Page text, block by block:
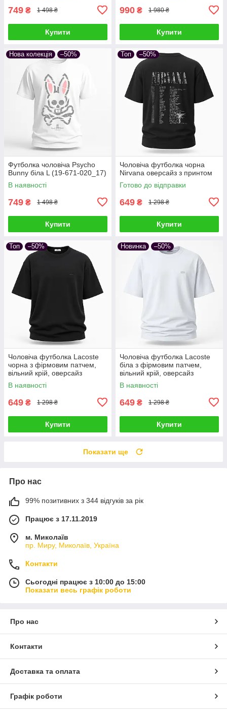
749 ₴ 1 498 ₴
Купити
990 ₴ 1 980 ₴
Купити
Нова колекція –50%
Футболка чоловіча Psycho
Bunny біла L (19-671-020_17)
В наявності
749 ₴ 1 498 ₴
Купити
Топ –50%
Чоловіча футболка чорна
Nirvana оверсайз з принтом
Готово до відправки
649 ₴ 1 298 ₴
Купити
Топ –50%
Чоловіча футболка Lacoste
чорна з фірмовим патчем,
вільний крій, оверсайз
В наявності
649 ₴ 1 298 ₴
Купити
Новинка –50%
Чоловіча футболка Lacoste
біла з фірмовим патчем,
вільний крій, оверсайз
В наявності
649 ₴ 1 298 ₴
Купити
Показати ще
Про нас
99% позитивних з 344 відгуків за рік
Працює з 17.11.2019
м. Миколаїв
пр. Миру, Миколаїв, Україна
Контакти
Сьогодні працює з 10:00 до 15:00
Показати весь графік роботи
Про нас
Контакти
Доставка та оплата
Графік роботи